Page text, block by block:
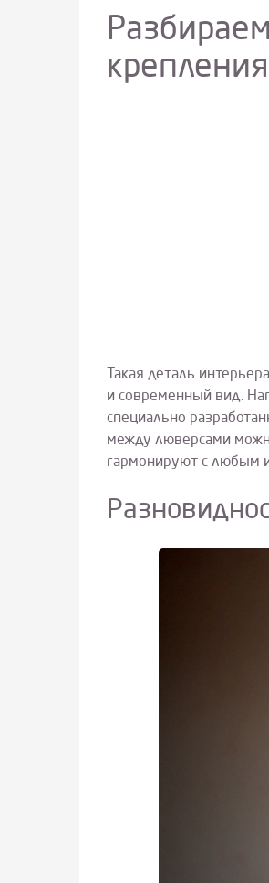
Такая деталь
и современный вид.
специально
между люверсами
гармонируют с любым